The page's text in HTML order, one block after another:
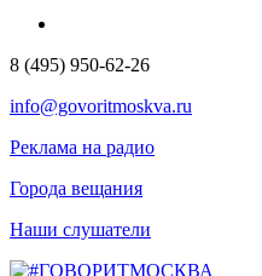
8 (495) 950-62-26
info@govoritmoskva.ru
Реклама на радио
Города вещания
Наши слушатели